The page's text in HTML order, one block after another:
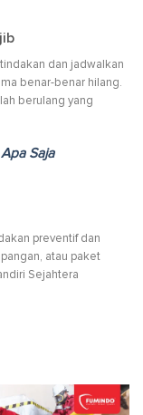
dan jadwalkan
benar-benar hilang.
berulang yang
Saja
preventif dan
atau paket
Sejahtera